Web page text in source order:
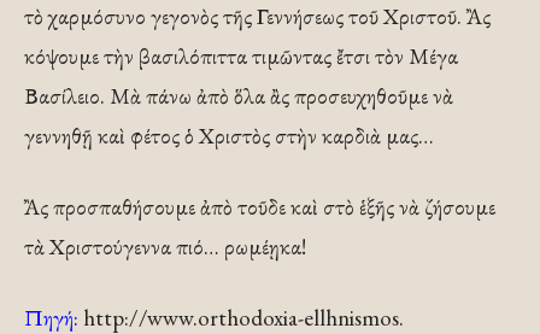
τὸ χαρμόσυνο γεγονὸς τῆς Γεννήσεως τοῦ Χριστοῦ. Ἂς
κόψουμε τὴν βασιλόπιττα τιμῶντας ἔτσι τὸν Μέγα
Βασίλειο. Μὰ πάνω ἀπὸ ὅλα ἂς προσευχηθοῦμε νὰ
γεννηθῇ καὶ φέτος ὁ Χριστὸς στὴν καρδιὰ μας…
Ἂς προσπαθήσουμε ἀπὸ τοῦδε καὶ στὸ ἑξῆς νὰ ζήσουμε
τὰ Χριστούγεννα πιό… ρωμέῃκα!
Πηγή: http://www.orthodoxia-ellhnismos.